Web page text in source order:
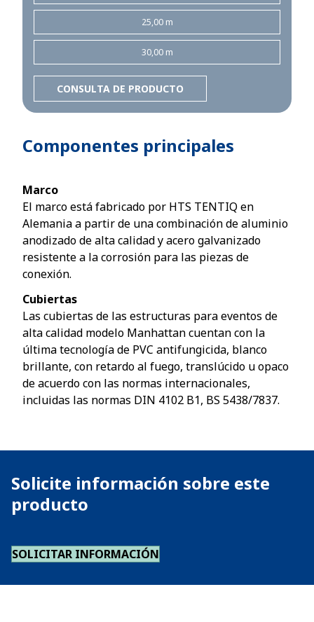
25,00 m
30,00 m
CONSULTA DE PRODUCTO
Componentes principales
Marco
El marco está fabricado por HTS TENTIQ en
Alemania a partir de una combinación de aluminio
anodizado de alta calidad y acero galvanizado
resistente a la corrosión para las piezas de
conexión.
Cubiertas
Las cubiertas de las estructuras para eventos de
alta calidad modelo Manhattan cuentan con la
última tecnología de PVC antifungicida, blanco
brillante, con retardo al fuego, translúcido u opaco
de acuerdo con las normas internacionales,
incluidas las normas DIN 4102 B1, BS 5438/7837.
Solicite información sobre este
producto
SOLICITAR INFORMACIÓN